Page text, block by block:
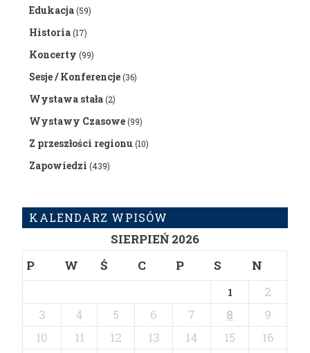
Edukacja(59)
Historia(17)
Koncerty (99)
Sesje / Konferencje(36)
Wystawa stała(2)
Wystawy Czasowe(99)
Z przeszłości regionu(10)
Zapowiedzi (439)
KALENDARZ WPISÓW
SIERPIEŃ 2026
P
W Ś C P S N
1
2
3
4 5 6 7 8
9
10
11 12 13 14 15
16